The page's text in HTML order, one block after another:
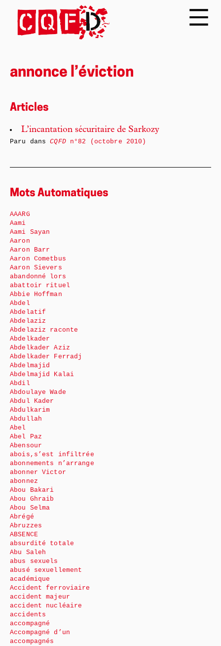
annonce l’éviction
Articles
L’incantation sécuritaire de Sarkozy
Paru dansCQFDn°82 (octobre 2010)
Mots Automatiques
AAARG
Aami
Aami Sayan
Aaron
Aaron Barr
Aaron Cometbus
Aaron Sievers
abandonné lors
abattoir rituel
Abbie Hoffman
Abdel
Abdelatif
Abdelaziz
Abdelaziz raconte
Abdelkader
Abdelkader Aziz
Abdelkader Ferradj
Abdelmajid
Abdelmajid Kalai
Abdil
Abdoulaye Wade
Abdul Kader
Abdulkarim
Abdullah
Abel
Abel Paz
Abensour
abois,s’est infiltrée
abonnements n’arrange
abonner Victor
abonnez
Abou Bakari
Abou Ghraib
Abou Selma
Abrégé
Abruzzes
ABSENCE
absurdité totale
Abu Saleh
abus sexuels
abusé sexuellement
académique
Accident ferroviaire
accident majeur
accident nucléaire
accidents
accompagné
Accompagné d’un
accompagnés